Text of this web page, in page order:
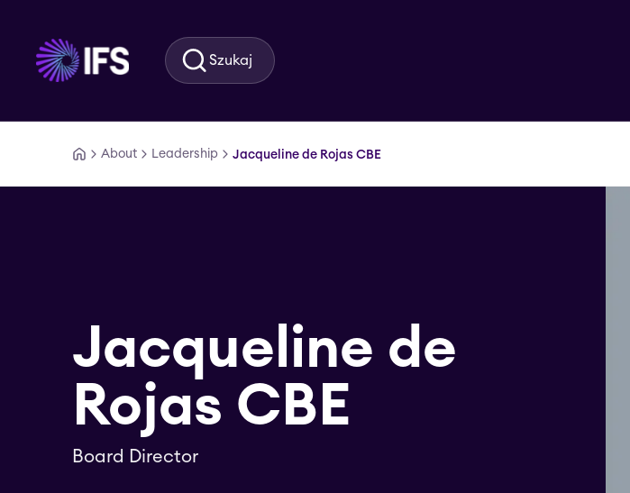
Szukaj
About Leadership Jacqueline de Rojas CBE
Jacqueline de
Rojas CBE
Board Director